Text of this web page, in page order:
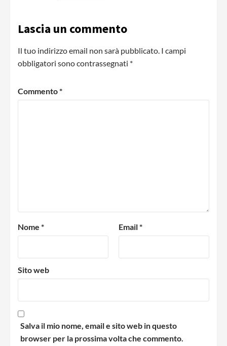
Lascia un commento
Il tuo indirizzo email non sarà pubblicato. I campi
obbligatori sono contrassegnati *
Commento*
Nome * Email*
Sito web
Salva il mio nome, email e sito web in questo
browser per la prossima volta che commento.